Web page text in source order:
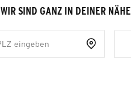
WIR SIND GANZ IN DEINER NÄHE